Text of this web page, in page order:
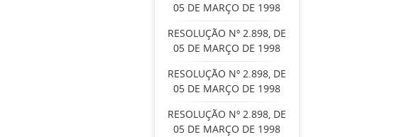
05 DE MARÇO DE 1998
RESOLUÇÃO Nº 2.898, DE
05 DE MARÇO DE 1998
RESOLUÇÃO Nº 2.898, DE
05 DE MARÇO DE 1998
RESOLUÇÃO Nº 2.898, DE
05 DE MARÇO DE 1998